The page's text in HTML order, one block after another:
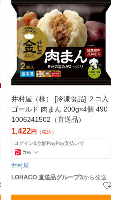
井村屋（株） [冷凍食品] ２コ入
ゴールド 肉まん 200g×4個 490
1006241502（直送品）
1,422円 （税込）
ログイン&全額PayPay支払いで
5%
井村屋
LOHACO 直送品グループ3から発送